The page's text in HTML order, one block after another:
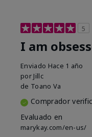
5
I am
Enviado Hace 1 año
por Jillc
de Toano Va
Comprador
Evaluado en
marykay.com/en-us/